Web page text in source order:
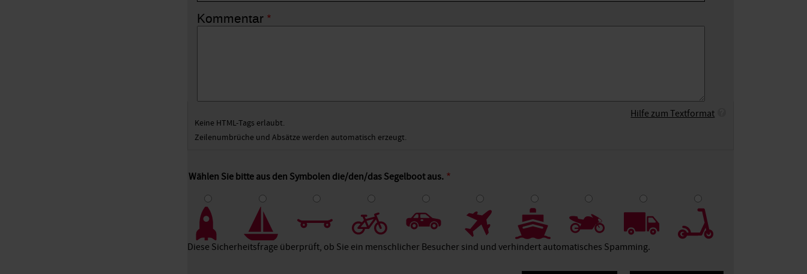
Kommentar
Hilfe zum Textformat
Keine HTML-Tags erlaubt.
Zeilenumbrüche und Absätze werden automatisch erzeugt.
Wählen Sie bitte aus den Symbolen die/den/das Segelboot aus.
6 9 10
Diese Sicherheitsfrage überprüft, ob Sie ein menschlicher Besucher sind und verhindert automatisches Spamming.